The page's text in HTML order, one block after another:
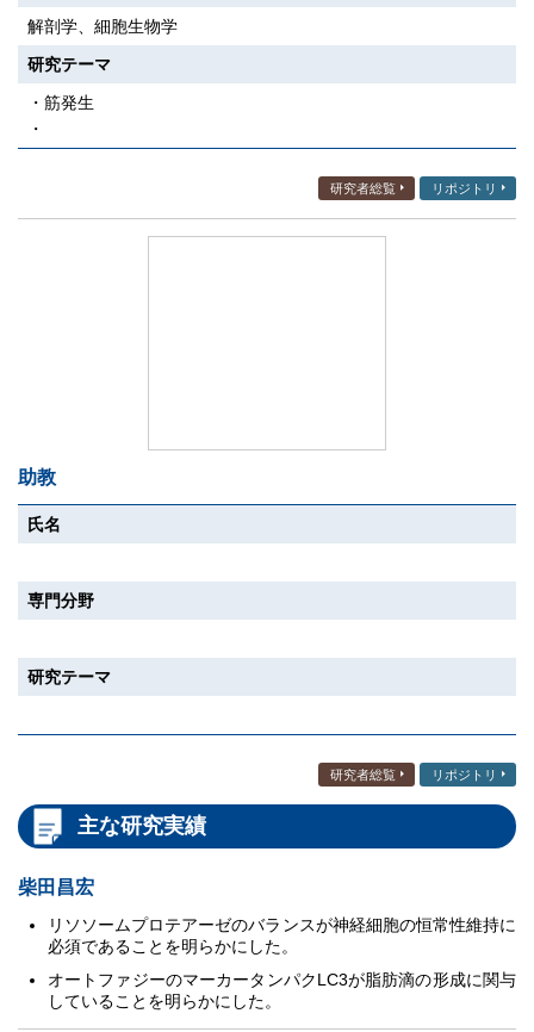
解剖学、細胞生物学
研究テーマ
・筋発生
・
研究者総覧 リポジトリ
助教
氏名
専門分野
研究テーマ
研究者総覧 リポジトリ
主な研究実績
柴田昌宏
リソソームプロテアーゼのバランスが神経細胞の恒常性維持に
必須であることを明らかにした。
オートファジーのマーカータンパクLC3が脂肪滴の形成に関与
していることを明らかにした。